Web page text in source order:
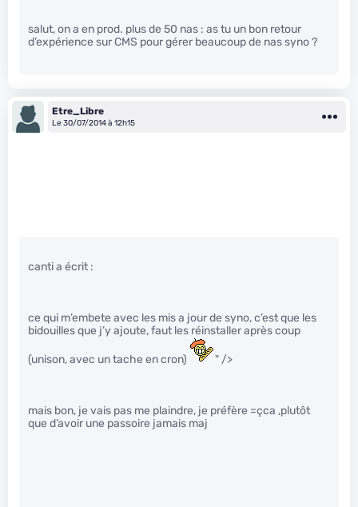
salut, on a en prod. plus de 50 nas : as tu un bon retour
d’expérience sur CMS pour gérer beaucoup de nas syno ?
Etre_Libre
Le 30/07/2014 à 12h15
canti a écrit :
ce qui m’embete avec les mis a jour de syno, c’est que les
bidouilles que j’y ajoute, faut les réinstaller après coup
(unison, avec un tache en cron) " />
mais bon, je vais pas me plaindre, je préfère =çca ,plutôt
que d’avoir une passoire jamais maj